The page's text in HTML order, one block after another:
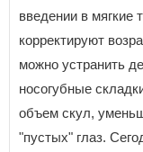
введении в мягкие
корректируют
можно устранить
носогубные
объем скул,
"пустых" глаз.